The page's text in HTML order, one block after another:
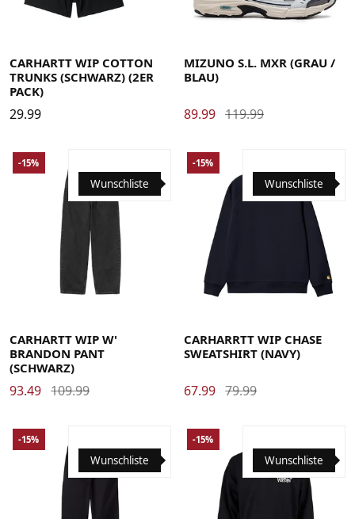
CARHARTT WIP COTTON
TRUNKS (SCHWARZ) (2ER
PACK)
29.99
MIZUNO S.L. MXR (GRAU /
BLAU)
89.99 119.99
Wunschliste
-15%
CARHARTT WIP W'
BRANDON PANT
(SCHWARZ)
93.49 109.99
Wunschliste
-15%
CARHARRTT WIP CHASE
SWEATSHIRT (NAVY)
67.99 79.99
Wunschliste
-15%
Wunschliste
-15%